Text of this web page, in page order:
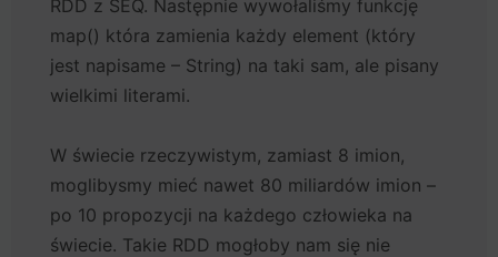
RDD z SEQ. Następnie wywołaliśmy funkcję
map() która zamienia każdy element (który
jest napisame – String) na taki sam, ale pisany
wielkimi literami.
W świecie rzeczywistym, zamiast 8 imion,
moglibysmy mieć nawet 80 miliardów imion –
po 10 propozycji na każdego człowieka na
świecie. Takie RDD mogłoby nam się nie